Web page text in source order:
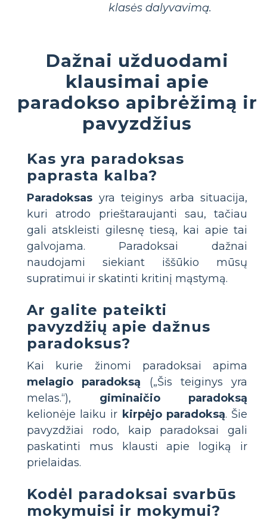
klasės dalyvavimą.
Dažnai užduodami
klausimai apie
paradokso apibrėžimą ir
pavyzdžius
Kas yra paradoksas
paprasta kalba?
Paradoksas yra teiginys arba situacija,
kuri atrodo prieštaraujanti sau, tačiau
gali atskleisti gilesnę tiesą, kai apie tai
galvojama. Paradoksai dažnai
naudojami siekiant iššūkio mūsų
supratimui ir skatinti kritinį mąstymą.
Ar galite pateikti
pavyzdžių apie dažnus
paradoksus?
Kai kurie žinomi paradoksai apima
melagio paradoksą („Šis teiginys yra
melas.“), giminaičio paradoksą
kelionėje laiku ir kirpėjo paradoksą. Šie
pavyzdžiai rodo, kaip paradoksai gali
paskatinti mus klausti apie logiką ir
prielaidas.
Kodėl paradoksai svarbūs
mokymuisi ir mokymui?